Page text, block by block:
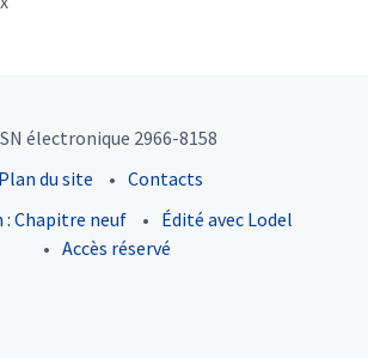
électronique 2966-8158
Plan du site
Contacts
: Chapitre neuf
Édité avec Lodel
Accès réservé